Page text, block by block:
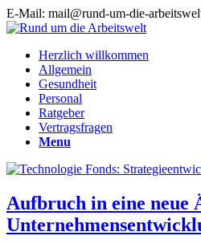
E-Mail: mail@rund-um-die-
Herzlich willkommen
Allgemein
Gesundheit
Personal
Ratgeber
Vertragsfragen
Menu
Aufbruch in eine neue